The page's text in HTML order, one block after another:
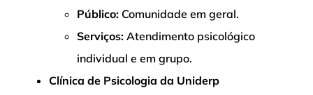
Público: Comunidade em geral.
Serviços: Atendimento psicológico
individual e em grupo.
Clínica de Psicologia da Uniderp